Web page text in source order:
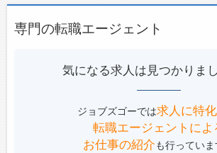
専門の転職エージェント
気になる求人は見つかりま
ジョブズゴーでは求人に特
転職エージェントによ
お仕事の紹介も行っていま